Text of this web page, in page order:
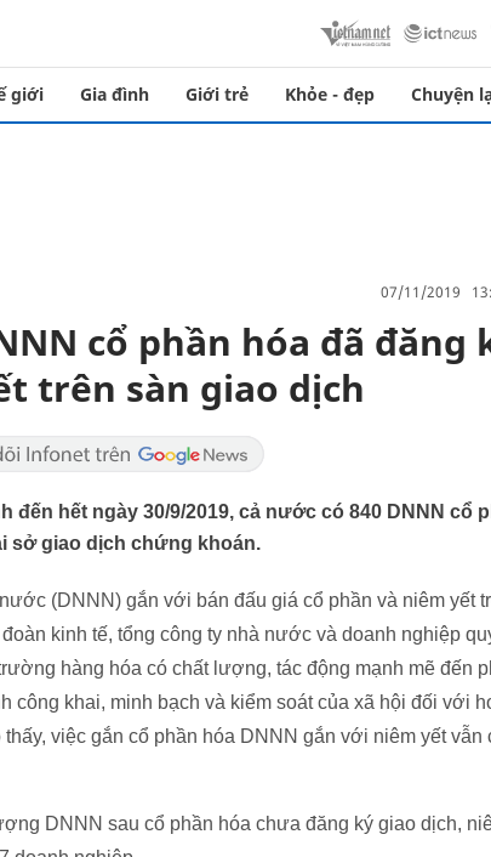
giới Gia đình Giới trẻ Khỏe - đẹp Chuyện
07/11/2019
cổ phần hóa đã đăng
trên sàn giao dịch
đến hết ngày 30/9/2019, cả nước có 840 DNNN cổ
sở giao dịch chứng khoán.
(DNNN) gắn với bán đấu giá cổ phần và niêm yết
kinh tế, tổng công ty nhà nước và doanh nghiệp
hàng hóa có chất lượng, tác động mạnh mẽ đến
khai, minh bạch và kiểm soát của xã hội đối với
việc gắn cổ phần hóa DNNN gắn với niêm yết
DNNN sau cổ phần hóa chưa đăng ký giao dịch,